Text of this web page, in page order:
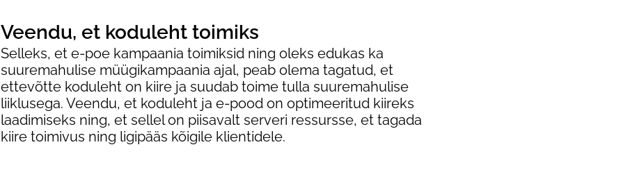
Veendu, et koduleht toimiks
Selleks, et e-poe kampaania toimiksid ning oleks edukas ka
suuremahulise müügikampaania ajal, peab olema tagatud, et
ettevõtte koduleht on kiire ja suudab toime tulla suuremahulise
liiklusega. Veendu, et koduleht ja e-pood on optimeeritud kiireks
laadimiseks ning, et sellel on piisavalt serveri ressursse, et tagada
kiire toimivus ning ligipääs kõigile klientidele.